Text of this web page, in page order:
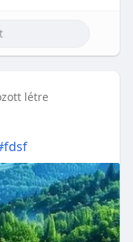
létre